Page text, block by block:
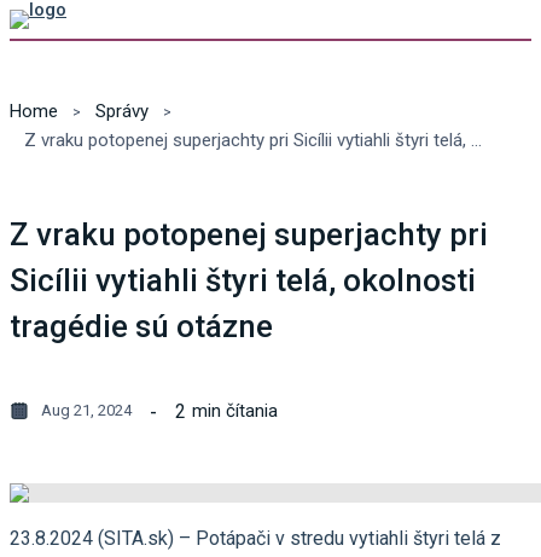
Home
Správy
Z vraku potopenej superjachty pri Sicílii vytiahli štyri telá, okolnosti tragédie sú otázne
Z vraku potopenej superjachty pri
Sicílii vytiahli štyri telá, okolnosti
tragédie sú otázne
Aug 21, 2024 2 min čítania
23.8.2024 (SITA.sk) – Potápači v stredu vytiahli štyri telá z